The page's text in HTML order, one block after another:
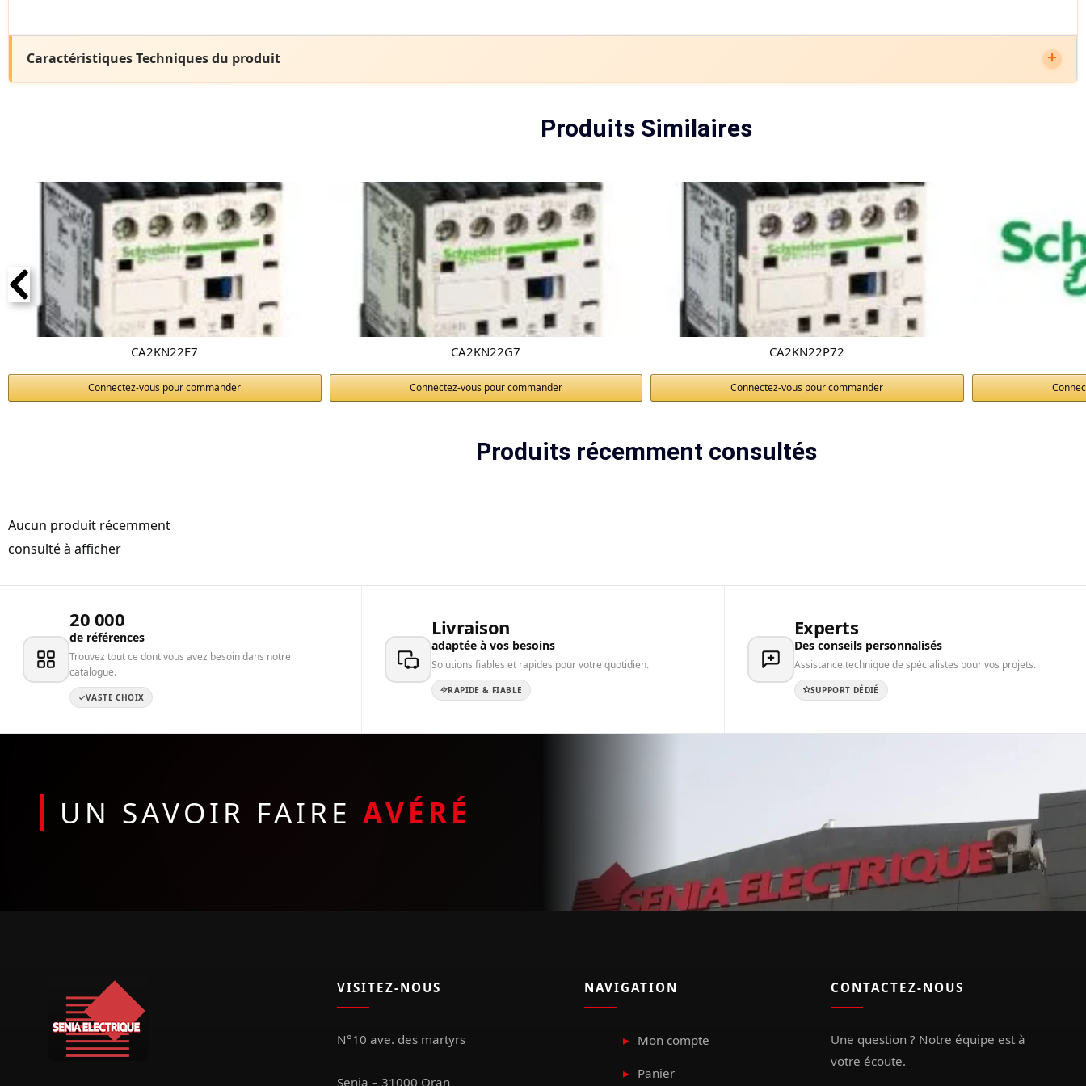
Caractéristiques Techniques du produit
Produits Similaires
CA2KN22F7
Connectez-vous pour commander
CA2KN22G7
Connectez-vous pour commander
CA2KN22P72
Connectez-vous pour commander
Produits récemment consultés
Aucun produit récemment
consulté à afficher
20 000
de références
Trouvez tout ce dont vous avez besoin dans notre
catalogue.
VASTE CHOIX
Livraison
adaptée à vos besoins
Solutions fiables et rapides pour votre quotidien.
RAPIDE & FIABLE
Experts
Des conseils personnalisés
Assistance technique de spécialistes pour vos projets.
SUPPORT DÉDIÉ
UN SAVOIR FAIRE AVÉRÉ
VISITEZ-NOUS
N°10 ave. des martyrs
Senia – 31000 Oran
NAVIGATION
Mon compte
Panier
CONTACTEZ-NOUS
Une question ? Notre équipe est à
votre écoute.